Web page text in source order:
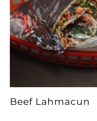
Beef Lahmacun